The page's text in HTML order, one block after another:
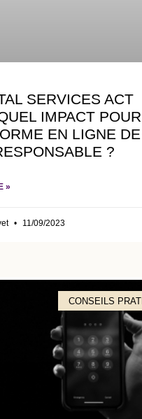
SERVICES ACT
IMPACT
EN LIGNE DE
?
»
11/09/2023
CONSEILS